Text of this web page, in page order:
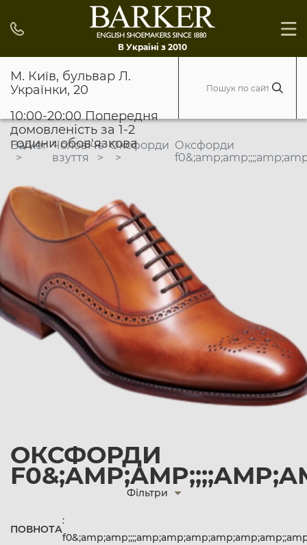
В Україні з 2010
М. Київ, бульвар Л.
Українки, 20
10:00-20:00 Попередня
домовленість за 1-2
години обов'язкова
Barker Чоловіче
взуття
Оксфорди Оксфорди
ОКСФОРДИ
Фільтри
ПОВНОТА
: